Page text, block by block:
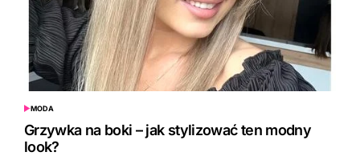
POSTED
IN
MODA
Grzywka na boki – jak stylizować ten modny
look?